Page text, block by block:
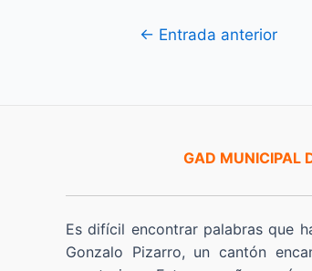
Navegación
← Entrada anterior
GAD MUNICIPAL
Es difícil encontrar palabras que
Gonzalo Pizarro, un cantón